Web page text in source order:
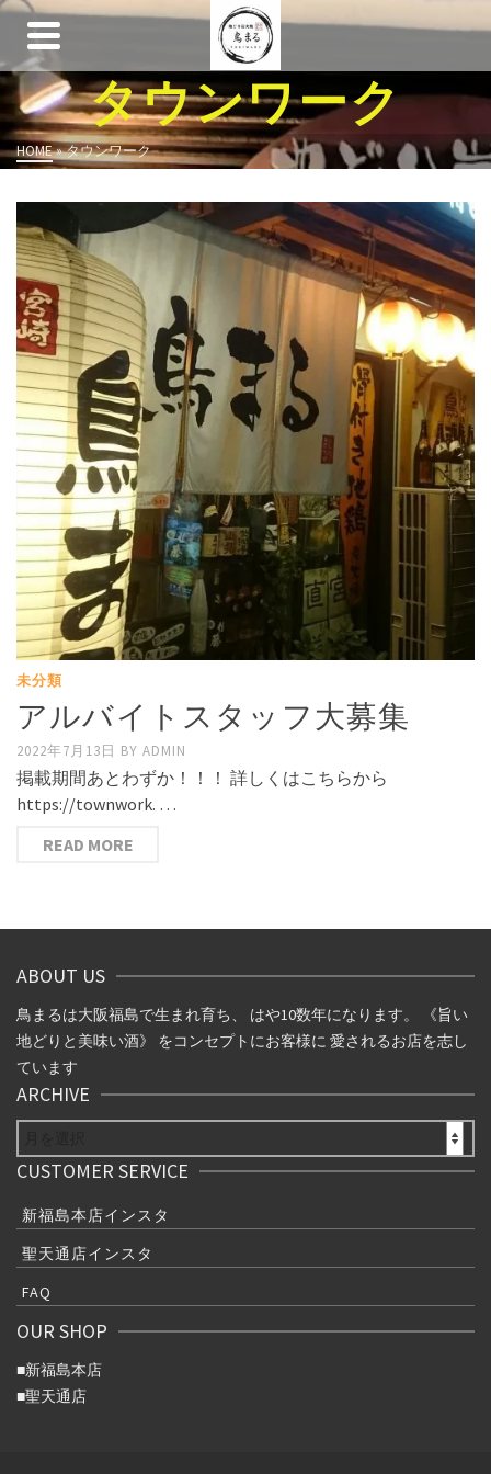
タウンワーク
HOME»タウンワーク
未分類
アルバイトスタッフ大募集
2022年7月13日 BY ADMIN
掲載期間あとわずか！！！ 詳しくはこちらから
https://townwork. …
READ MORE
ABOUT US
鳥まるは大阪福島で生まれ育ち、 はや10数年になります。 《旨い
地どりと美味い酒》 をコンセプトにお客様に 愛されるお店を志し
ています
ARCHIVE
CUSTOMER SERVICE
新福島本店インスタ
聖天通店インスタ
FAQ
OUR SHOP
■新福島本店
■聖天通店